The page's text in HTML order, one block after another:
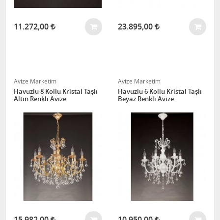
11.272,00 23.895,00
Avize Marketim
Havuzlu 8 Kollu Kristal Taşlı
Altın Renkli Avize
Avize Marketim
Havuzlu 6 Kollu Kristal Taşlı
Beyaz Renkli Avize